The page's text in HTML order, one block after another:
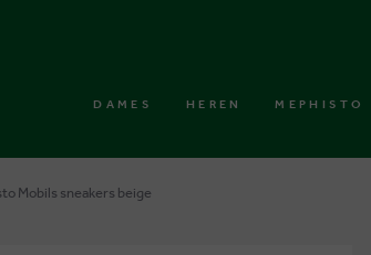
DAMES HEREN MEPHISTO
Mobils sneakers beige